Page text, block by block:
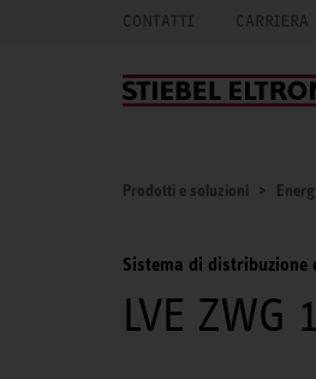
CONTATTI CARRIERA
Prodotti e soluzioni
Sistema di distribuzione
LVE ZWG